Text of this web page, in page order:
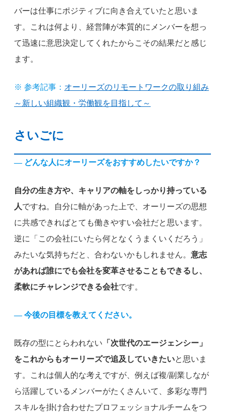
バーは仕事にポジティブに向き合えていたと思いま
す。これは何より、経営陣が本質的にメンバーを想っ
て迅速に意思決定してくれたからこその結果だと感じ
ます。
※ 参考記事： オーリーズのリモートワークの取り組み
～新しい組織観・労働観を目指して～
さいごに
— どんな人にオーリーズをおすすめしたいですか？
自分の生き方や、キャリアの軸をしっかり持っている
人ですね。自分に軸があった上で、オーリーズの思想
に共感できればとても働きやすい会社だと思います。
逆に「この会社にいたら何となくうまくいくだろう」
みたいな気持ちだと、合わないかもしれません。 意志
があれば誰にでも会社を変革させることもできるし、
柔軟にチャレンジできる会社です。
— 今後の目標を教えてください。
既存の型にとらわれない 「次世代のエージェンシー」
をこれからもオーリーズで追及していきたいと思いま
す。これは個人的な考えですが、例えば複/副業しなが
ら活躍しているメンバーがたくさんいて、多彩な専門
スキルを掛け合わせたプロフェッショナルチームをつ